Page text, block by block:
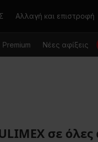
Αλλαγή και επιστροφή
Premium Νέες αφίξεις
σε όλες